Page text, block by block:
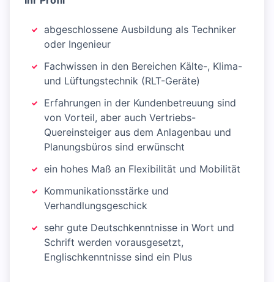
abgeschlossene Ausbildung als Techniker
oder Ingenieur
Fachwissen in den Bereichen Kälte-, Klima-
und Lüftungstechnik (RLT-Geräte)
Erfahrungen in der Kundenbetreuung sind
von Vorteil, aber auch Vertriebs-
Quereinsteiger aus dem Anlagenbau und
Planungsbüros sind erwünscht
ein hohes Maß an Flexibilität und Mobilität
Kommunikationsstärke und
Verhandlungsgeschick
sehr gute Deutschkenntnisse in Wort und
Schrift werden vorausgesetzt,
Englischkenntnisse sind ein Plus